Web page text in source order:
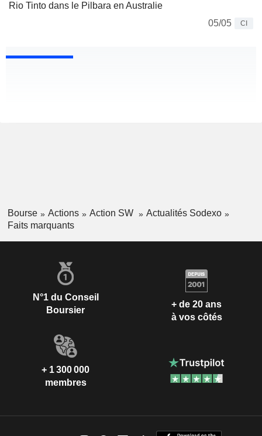
Rio Tinto dans le Pilbara en Australie
05/05
CI
Bourse Actions Action SW
Actualités Sodexo
Faits marquants
N°1 du Conseil
Boursier
+ de 20 ans
à vos côtés
+ 1 300 000
membres